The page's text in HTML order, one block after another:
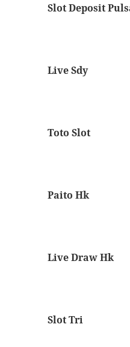
Slot Deposit
Live Sdy
Toto Slot
Paito Hk
Live Draw Hk
Slot Tri